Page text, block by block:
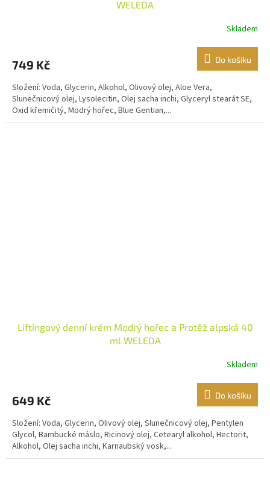
WELEDA
Skladem
749 Kč Do košíku
Složení: Voda, Glycerin, Alkohol, Olivový olej, Aloe Vera,
Slunečnicový olej, Lysolecitin, Olej sacha inchi, Glyceryl stearát SE,
Oxid křemičitý, Modrý hořec, Blue Gentian,...
Liftingový denní krém Modrý hořec a Protěž alpská 40
ml WELEDA
Skladem
649 Kč Do košíku
Složení: Voda, Glycerin, Olivový olej, Slunečnicový olej, Pentylen
Glycol, Bambucké máslo, Ricinový olej, Cetearyl alkohol, Hectorit,
Alkohol, Olej sacha inchi, Karnaubský vosk,...